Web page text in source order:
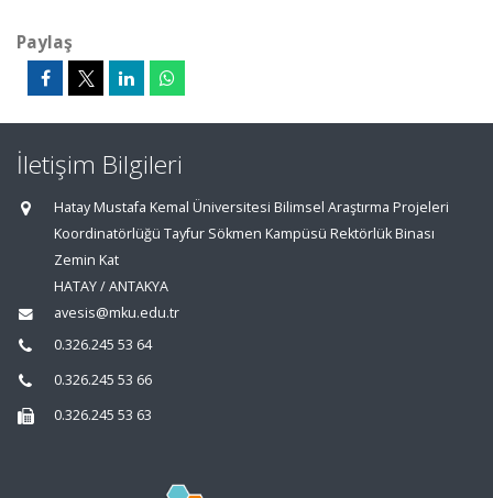
Paylaş
İletişim Bilgileri
Hatay Mustafa Kemal Üniversitesi Bilimsel Araştırma Projeleri
Koordinatörlüğü Tayfur Sökmen Kampüsü Rektörlük Binası
Zemin Kat
HATAY / ANTAKYA
avesis@mku.edu.tr
0.326.245 53 64
0.326.245 53 66
0.326.245 53 63